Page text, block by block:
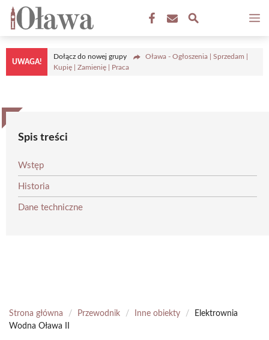
Przejdź
treści
UWAGA!
Dołącz do nowej grupy
Oława - Ogłoszenia | Sprzedam |
Kupię | Zamienię | Praca
Spis treści
Wstęp
Historia
Dane techniczne
Strona główna / Przewodnik / Inne obiekty /
Elektrownia
Wodna Oława II